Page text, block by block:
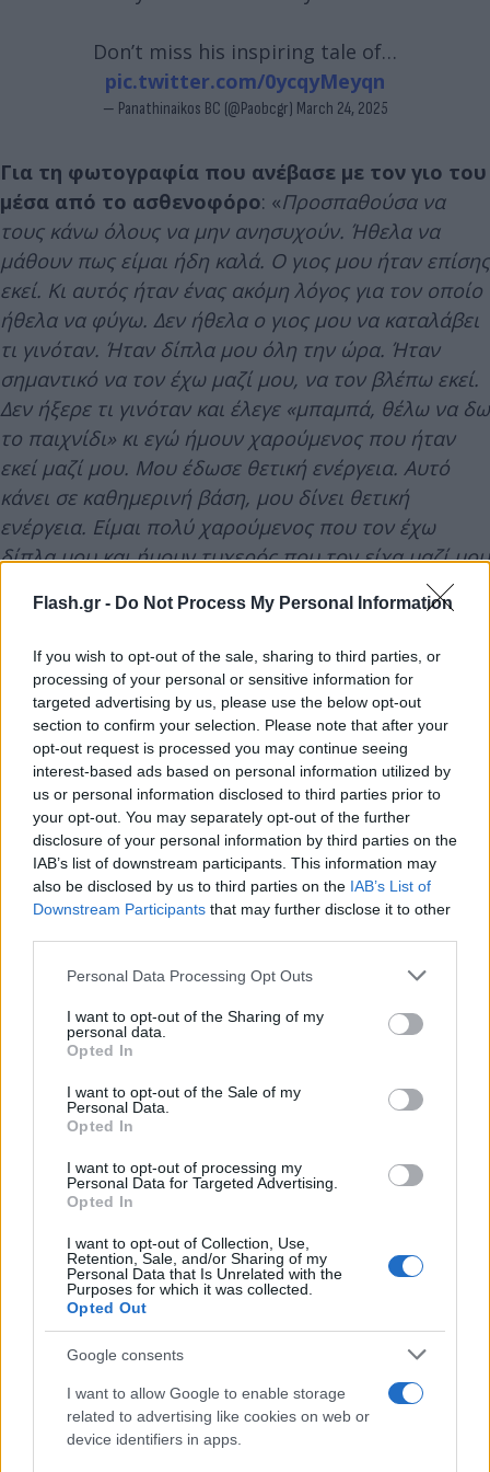
Flash.gr - Do Not Process My Personal Information
If you wish to opt-out of the sale, sharing to third parties, or
processing of your personal or sensitive information for
targeted advertising by us, please use the below opt-out
section to confirm your selection. Please note that after your
opt-out request is processed you may continue seeing
interest-based ads based on personal information utilized by
us or personal information disclosed to third parties prior to
your opt-out. You may separately opt-out of the further
disclosure of your personal information by third parties on the
IAB’s list of downstream participants. This information may
also be disclosed by us to third parties on the IAB’s List of
Downstream Participants that may further disclose it to other
Please note that this website/app uses one or more Google
not limited to your visit or usage behaviour. You may click to
grant or deny consent to Google and its third-party tags to
use your data for below specified purposes in below Google
consent section.
Personal Data Processing Opt Outs
I want to opt-out of the Sharing of my
personal data.
Opted In
I want to opt-out of the Sale of my
Personal Data.
Opted In
I want to opt-out of processing my
Personal Data for Targeted Advertising.
Opted In
I want to opt-out of Collection, Use,
Retention, Sale, and/or Sharing of my
Personal Data that Is Unrelated with the
Purposes for which it was collected.
Opted Out
Google consents
I want to allow Google to enable storage
related to advertising like cookies on web or
device identifiers in apps.
Don’t miss his inspiring tale of…
pic.twitter.com/0ycqyMeyqn
— Panathinaikos BC (@Paobcgr) March 24, 2025
Για τη φωτογραφία που ανέβασε με τον γιο του
μέσα από το ασθενοφόρο: «Προσπαθούσα να
τους κάνω όλους να μην ανησυχούν. Ήθελα να
μάθουν πως είμαι ήδη καλά. Ο γιος μου ήταν επίσης
εκεί. Κι αυτός ήταν ένας ακόμη λόγος για τον οποίο
ήθελα να φύγω. Δεν ήθελα ο γιος μου να καταλάβει
τι γινόταν. Ήταν δίπλα μου όλη την ώρα. Ήταν
σημαντικό να τον έχω μαζί μου, να τον βλέπω εκεί.
Δεν ήξερε τι γινόταν και έλεγε «μπαμπά, θέλω να δω
το παιχνίδι» κι εγώ ήμουν χαρούμενος που ήταν
εκεί μαζί μου. Μου έδωσε θετική ενέργεια. Αυτό
κάνει σε καθημερινή βάση, μου δίνει θετική
ενέργεια. Είμαι πολύ χαρούμενος που τον έχω
δίπλα μου και ήμουν τυχερός που τον είχα μαζί μου
Για το δέσιμο με τους συμπαίκτες του:«Ναι,
ήταν εδώ για μένα. Κάποιοι εξ αυτών ήρθαν στο
νοσοκομείο το ίδιο βράδυ, κάποιοι την επόμενη
ημέρα, κάποιοι μου έστειλαν μήνυμα. Ήταν όλοι
εκεί για μένα. Όπως είπα και πριν, αυτή είναι η
οικογένεια. Είμαστε μια οικογένεια. Όλοι ήταν εκεί
για μένα. Όλοι με ρωτούσαν αν ήθελα κάτι.
Ερχόντουσαν να με δουν στο νοσοκομείο ή στο
σπίτι μου, όπου κι αν ήμουν. Στην αρχή ήταν
δύσκολο για μένα να είμαι ανάμεσα στα παιδιά,
γιατί το να έρχομαι εδώ και να τους βλέπω να
πηγαίνουν στο γυμναστήριο κι εγώ να πρέπει να
κάνω θεραπεία, να τους βλέπω να ετοιμάζονται για
προπόνηση.. Το να μην μπορώ να τους
ακολουθήσω στην προπόνηση ήταν κάτι δύσκολο
για μένα να το διαχειριστώ. Την πρώτη φορά που
ήρθα στο γήπεδο, ρώτησα τι ώρα είναι η
πνευματικά να είμαι εκεί. Ήταν η πρώτη φορά που
τραυματίστηκα τόσο σοβαρά. Την άλλη φορά που
είχα τραυματιστεί ήταν ένα μικρό διάστρεμμα. Δεν
μπορούσα να παίξω, αλλά μπορούσα να
περπατήσω. Μπορούσα να κάνω κάποια μπασκετικά
πράγματα στην προπόνηση, να πάω για βάρη.
Αυτή ήταν η πρώτη φορά που δεν μπορούσα να
είμαι λειτουργικός και ήταν δύσκολο να τους βλέπω
να είναι όλοι καλά κι εγώ να είμαι στην άκρη, μόνος